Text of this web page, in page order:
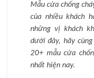
Mẫu cửa chống
của nhiều khách
những vị khách
dưới đây, hãy cùng
20+ mẫu cửa
nhất hiện nay.